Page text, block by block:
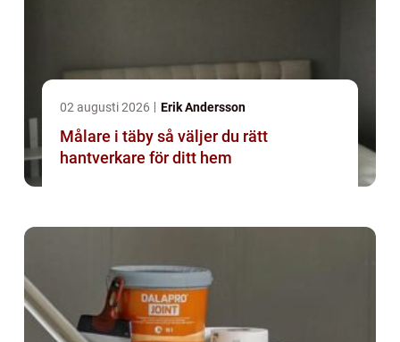
02 augusti 2026 Erik Andersson
Målare i täby så väljer du rätt
hantverkare för ditt hem